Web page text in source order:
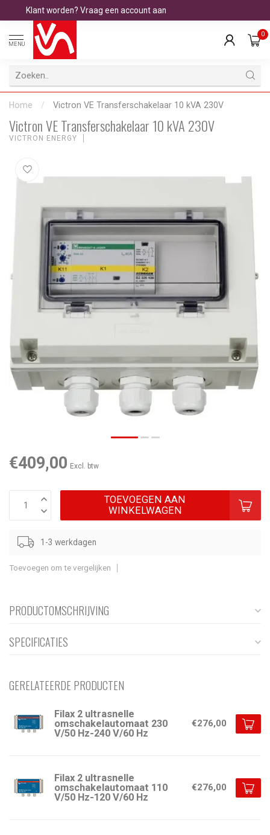
Klant worden? Vraag een account aan
MENU
0
Home / Victron VE Transferschakelaar 10 kVA 230V
Victron VE Transferschakelaar 10 kVA 230V
VICTRON ENERGY
€409,00 Excl. btw
TOEVOEGEN AAN
WINKELWAGEN
1-3 werkdagen
Toevoegen om te vergelijken
PRODUCTOMSCHRIJVING
SPECIFICATIES
GERELATEERDE PRODUCTEN
Filax 2 ultrasnelle
omschakelautomaat 230
V/50 Hz-240 V/60 Hz
€276,00
Filax 2 ultrasnelle
omschakelautomaat 110
V/50 Hz-120 V/60 Hz
€276,00